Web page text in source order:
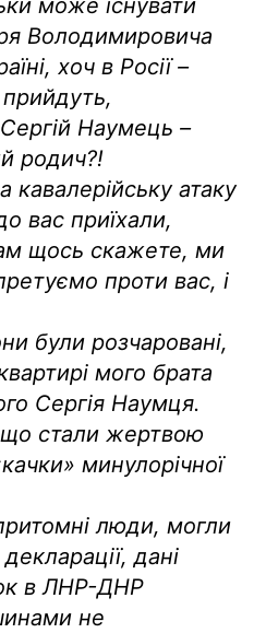
Володимировича
хоч в Росії –
Наумець –
родич?!
атаку
вас приїхали,
щось скажете, ми
проти вас, і
були розчаровані,
мого брата
Сергія Наумця.
стали жертвою
минулорічної
люди, могли
дані
в ЛНР-ДНР
не